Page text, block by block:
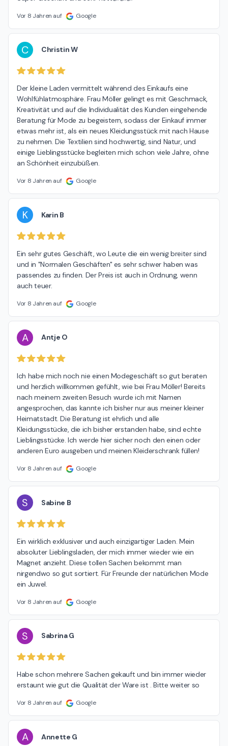
Vor 8 Jahren auf Google
C Christin W
Der kleine Laden vermittelt während des Einkaufs eine
Wohlfühlatmosphäre. Frau Möller gelingt es mit Geschmack,
Kreativität und auf die Individualität des Kunden eingehende
Beratung für Mode zu begeistern, sodass der Einkauf immer
etwas mehr ist, als ein neues Kleidungsstück mit nach Hause
zu nehmen. Die Textilien sind hochwertig, sind Natur, und
einige Lieblingsstücke begleiten mich schon viele Jahre, ohne
an Schönheit einzubüßen.
Vor 8 Jahren auf Google
K Karin B
Ein sehr gutes Geschäft, wo Leute die ein wenig breiter sind
und in "Normalen Geschäften" es sehr schwer haben was
passendes zu finden. Der Preis ist auch in Ordnung, wenn
auch teuer.
Vor 8 Jahren auf Google
A Antje O
Ich habe mich noch nie einen Modegeschäft so gut beraten
und herzlich willkommen gefühlt, wie bei Frau Möller! Bereits
nach meinem zweiten Besuch wurde ich mit Namen
angesprochen, das kannte ich bisher nur aus meiner kleiner
Heimatstadt. Die Beratung ist ehrlich und alle
Kleidungsstücke, die ich bisher erstanden habe, sind echte
Lieblingsstücke. Ich werde hier sicher noch den einen oder
anderen Euro ausgeben und meinen Kleiderschrank füllen!
Vor 8 Jahren auf Google
S Sabine B
Ein wirklich exklusiver und auch einzigartiger Laden. Mein
absoluter Lieblingsladen, der mich immer wieder wie ein
Magnet anzieht. Diese tollen Sachen bekommt man
nirgendwo so gut sortiert. Für Freunde der natürlichen Mode
ein Juwel.
Vor 8 Jahren auf Google
S Sabrina G
Habe schon mehrere Sachen gekauft und bin immer wieder
erstaunt wie gut die Qualität der Ware ist . Bitte weiter so
Vor 8 Jahren auf Google
A Annette G